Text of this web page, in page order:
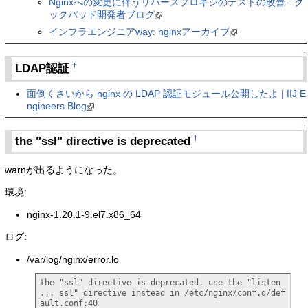
ックパッド開発者ブログ
インフラエンジニアway: nginxアーカイブ
↑
LDAP認証†
面倒くさいから nginx の LDAP 認証モジュール公開したよ | IIJ E
ngineers Blog
↑
the "ssl" directive is deprecated†
warnが出るようになった。
環境:
nginx-1.20.1-9.el7.x86_64
ログ:
/var/log/nginx/error.lo
the "ssl" directive is deprecated, use the "listen
... ssl" directive instead in /etc/nginx/conf.d/def
ault.conf:40